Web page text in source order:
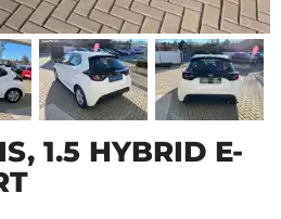
1.5 HYBRID E-